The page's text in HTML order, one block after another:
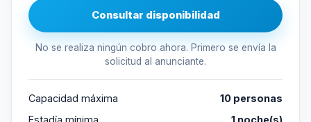
Consultar disponibilidad
No se realiza ningún cobro ahora. Primero se envía la
solicitud al anunciante.
Capacidad máxima
10 personas
Estadía mínima
1 noche(s)